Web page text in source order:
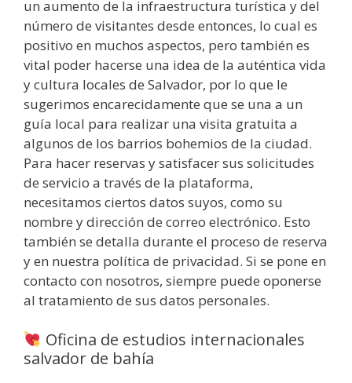
un aumento de la infraestructura turística y del
número de visitantes desde entonces, lo cual es
positivo en muchos aspectos, pero también es
vital poder hacerse una idea de la auténtica vida
y cultura locales de Salvador, por lo que le
sugerimos encarecidamente que se una a un
guía local para realizar una visita gratuita a
algunos de los barrios bohemios de la ciudad.
Para hacer reservas y satisfacer sus solicitudes
de servicio a través de la plataforma,
necesitamos ciertos datos suyos, como su
nombre y dirección de correo electrónico. Esto
también se detalla durante el proceso de reserva
y en nuestra política de privacidad. Si se pone en
contacto con nosotros, siempre puede oponerse
al tratamiento de sus datos personales.
Oficina de estudios internacionales
salvador de bahía